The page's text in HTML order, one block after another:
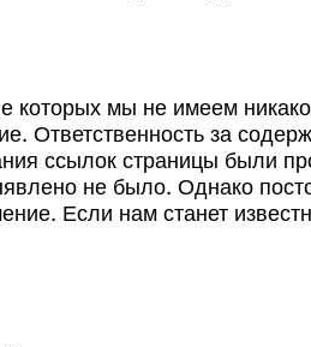
которых мы не имеем
Ответственность за
ссылок страницы были
не было. Однако
Если нам станет